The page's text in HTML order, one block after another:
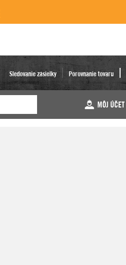
Sledovanie zásielky Porovnanie tovaru
MÔJ ÚČET